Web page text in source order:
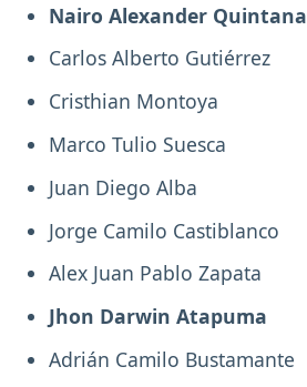
Nairo Alexander Quintana
Carlos Alberto Gutiérrez
Cristhian Montoya
Marco Tulio Suesca
Juan Diego Alba
Jorge Camilo Castiblanco
Alex Juan Pablo Zapata
Jhon Darwin Atapuma
Adrián Camilo Bustamante